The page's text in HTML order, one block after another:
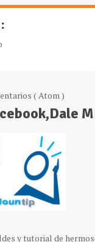
( Atom )
y tutorial de